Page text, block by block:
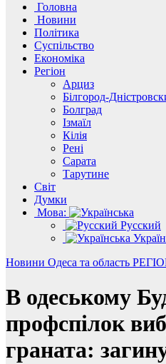
Головна
Новини
Політика
Суспільство
Економіка
Регіон
Арциз
Білгород-
Болград
Ізмаїл
Кілія
Рені
Сарата
Тарутине
Світ
Думки
Мова:
Русский
Новини Одеса та область
В одеському
профспілок
граната: